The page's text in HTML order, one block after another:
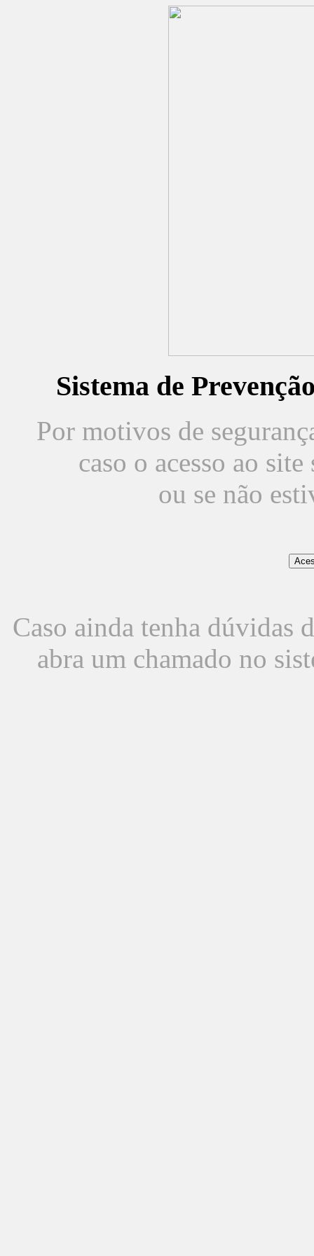
Sistema de
Por motivos de
caso o acesso ao
ou se não
Caso ainda tenha dúvidas
abra um chamado no